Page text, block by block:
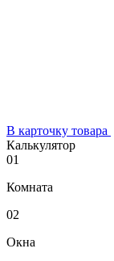
В карточку товара
Калькулятор
01
Комната
02
Окна